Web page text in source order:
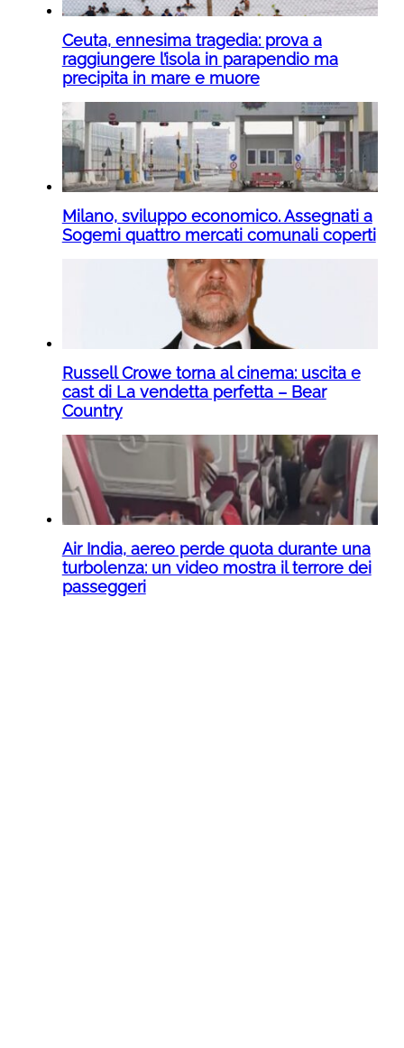
Ceuta, ennesima tragedia: prova a
raggiungere l’isola in parapendio ma
precipita in mare e muore
Milano, sviluppo economico. Assegnati a
Sogemi quattro mercati comunali coperti
Russell Crowe torna al cinema: uscita e
cast di La vendetta perfetta – Bear
Country
Air India, aereo perde quota durante una
turbolenza: un video mostra il terrore dei
passeggeri